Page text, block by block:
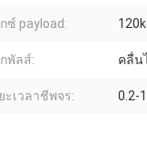
ซ์ payload:
พัลส์: คลื่น
ะเวลาชีพจร: 0.2-